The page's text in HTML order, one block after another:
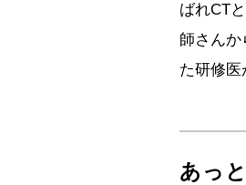
ばれCT
師さん
た研修
あっ